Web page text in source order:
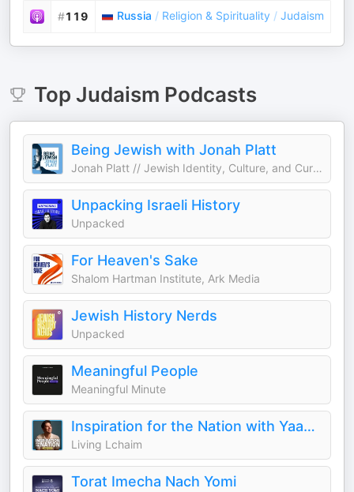
#119 Russia / Religion & Spirituality / Judaism
Top Judaism Podcasts
Being Jewish with Jonah Platt
Jonah Platt // Jewish Identity, Culture, and Current Events
Unpacking Israeli History
Unpacked
For Heaven's Sake
Shalom Hartman Institute, Ark Media
Jewish History Nerds
Unpacked
Meaningful People
Meaningful Minute
Inspiration for the Nation with Yaakov Langer
Living Lchaim
Torat Imecha Nach Yomi